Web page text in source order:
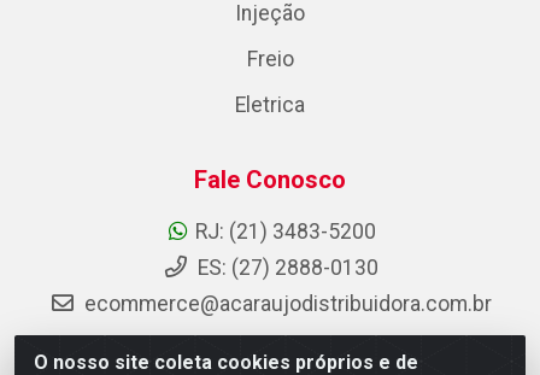
O nosso site coleta cookies próprios e de
Injeção
Freio
Eletrica
Fale Conosco
RJ: (21) 3483-5200
ES: (27) 2888-0130
ecommerce@acaraujodistribuidora.com.br